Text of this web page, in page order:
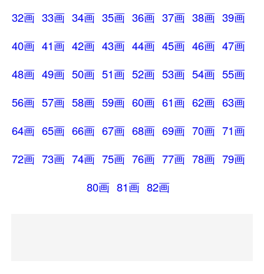
32画 33画 34画 35画 36画 37画 38画 39画
40画 41画 42画 43画 44画 45画 46画 47画
48画 49画 50画 51画 52画 53画 54画 55画
56画 57画 58画 59画 60画 61画 62画 63画
64画 65画 66画 67画 68画 69画 70画 71画
72画 73画 74画 75画 76画 77画 78画 79画
80画 81画 82画